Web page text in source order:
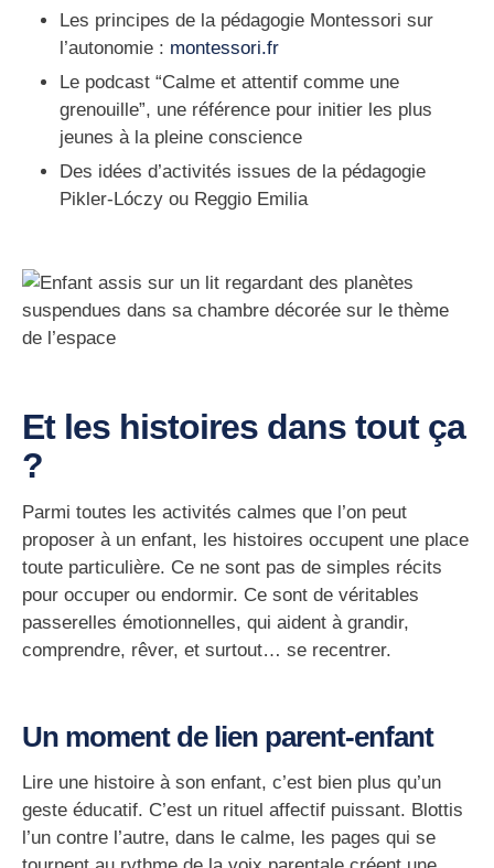
Les principes de la pédagogie Montessori sur
l’autonomie : montessori.fr
Le podcast “Calme et attentif comme une
grenouille”, une référence pour initier les plus
jeunes à la pleine conscience
Des idées d’activités issues de la pédagogie
Pikler-Lóczy ou Reggio Emilia
Et les histoires dans tout ça
?
Parmi toutes les activités calmes que l’on peut
proposer à un enfant, les histoires occupent une place
toute particulière. Ce ne sont pas de simples récits
pour occuper ou endormir. Ce sont de véritables
passerelles émotionnelles, qui aident à grandir,
comprendre, rêver, et surtout… se recentrer.
Un moment de lien parent-enfant
Lire une histoire à son enfant, c’est bien plus qu’un
geste éducatif. C’est un rituel affectif puissant. Blottis
l’un contre l’autre, dans le calme, les pages qui se